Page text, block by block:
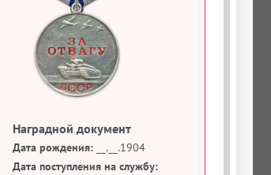
Наградной документ
Дата рождения: __.__.1904
Дата поступления на службу: